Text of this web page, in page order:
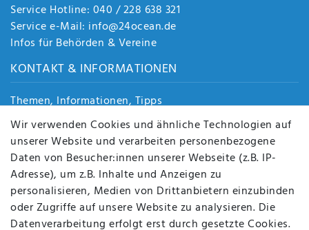
Service Hotline: 040 / 228 638 321
Service e-Mail: info@24ocean.de
Infos für Behörden & Vereine
KONTAKT & INFORMATIONEN
Themen, Informationen, Tipps
Jobs
Über uns
Kontakt
Datenschutz
AGB
FAQ
Batterieentsorgung
Wir verwenden Cookies und ähnliche Technologien auf
unserer Website und verarbeiten personenbezogene
Daten von Besucher:innen unserer Webseite (z.B. IP-
Adresse), um z.B. Inhalte und Anzeigen zu
personalisieren, Medien von Drittanbietern einzubinden
oder Zugriffe auf unsere Website zu analysieren. Die
Datenverarbeitung erfolgt erst durch gesetzte Cookies.